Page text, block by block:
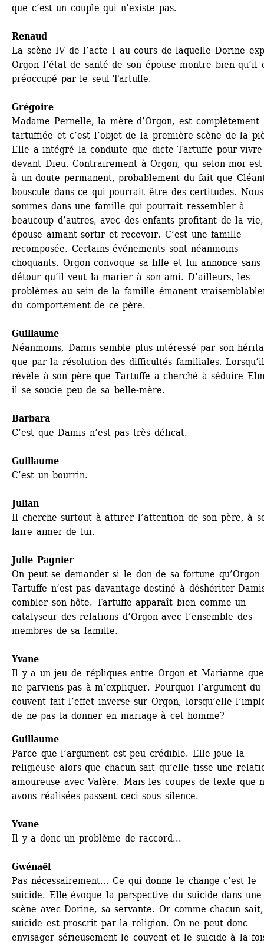
que c’est un couple qui n’existe pas.
Renaud
La scène IV de l’acte I au cours de laquelle Dorine
Orgon l’état de santé de son épouse montre bien qu’il
préoccupé par le seul Tartuffe.
Grégoire
Madame Pernelle, la mère d’Orgon, est complètement
tartuffiée et c’est l’objet de la première scène de la
Elle a intégré la conduite que dicte Tartuffe pour vivre
devant Dieu. Contrairement à Orgon, qui selon moi
à un doute permanent, probablement du fait que
bouscule dans ce qui pourrait être des certitudes. Nous
sommes dans une famille qui pourrait ressembler à
beaucoup d’autres, avec des enfants profitant de la
épouse aimant sortir et recevoir. C’est une famille
recomposée. Certains événements sont néanmoins
choquants. Orgon convoque sa fille et lui annonce sans
détour qu’il veut la marier à son ami. D’ailleurs, les
problèmes au sein de la famille émanent
du comportement de ce père.
Guillaume
Néanmoins, Damis semble plus intéressé par son
que par la résolution des difficultés familiales.
révèle à son père que Tartuffe a cherché à séduire
il se soucie peu de sa belle-mère.
Barbara
C’est que Damis n’est pas très délicat.
Guillaume
C’est un bourrin.
Julian
Il cherche surtout à attirer l’attention de son père, à
faire aimer de lui.
Julie Pagnier
On peut se demander si le don de sa fortune
Tartuffe n’est pas davantage destiné à déshériter
combler son hôte. Tartuffe apparaît bien comme un
catalyseur des relations d’Orgon avec l’ensemble des
membres de sa famille.
Yvane
Il y a un jeu de répliques entre Orgon et Marianne
ne parviens pas à m’expliquer. Pourquoi l’argument du
couvent fait l’effet inverse sur Orgon, lorsqu’elle
de ne pas la donner en mariage à cet homme?
Guillaume
Parce que l’argument est peu crédible. Elle joue la
religieuse alors que chacun sait qu’elle tisse une
amoureuse avec Valère. Mais les coupes de texte que
avons réalisées passent ceci sous silence.
Yvane
Il y a donc un problème de raccord...
Gwénaël
Pas nécessairement... Ce qui donne le change c’est le
suicide. Elle évoque la perspective du suicide dans une
scène avec Dorine, sa servante. Or comme chacun
suicide est proscrit par la religion. On ne peut donc
envisager sérieusement le couvent et le suicide à la